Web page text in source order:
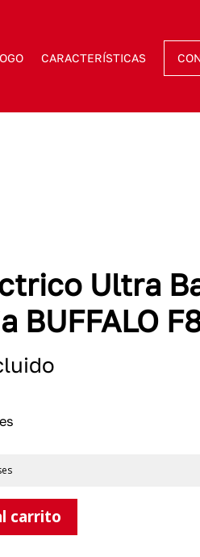
CARACTERÍSTICAS
Ultra
BUFFALO
carrito